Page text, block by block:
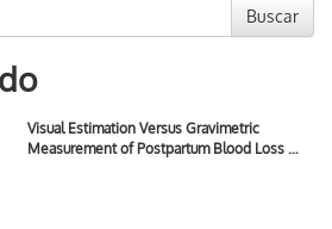
Buscar
Visual Estimation Versus Gravimetric
Measurement of Postpartum Blood Loss …